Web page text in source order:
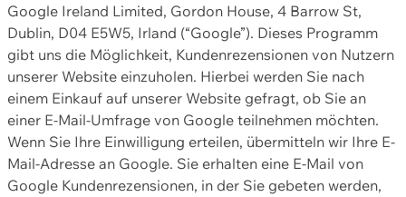
Google Ireland Limited, Gordon House, 4 Barrow St,
Dublin, D04 E5W5, Irland (“Google”). Dieses Programm
gibt uns die Möglichkeit, Kundenrezensionen von Nutzern
unserer Website einzuholen. Hierbei werden Sie nach
einem Einkauf auf unserer Website gefragt, ob Sie an
einer E-Mail-Umfrage von Google teilnehmen möchten.
Wenn Sie Ihre Einwilligung erteilen, übermitteln wir Ihre E-
Mail-Adresse an Google. Sie erhalten eine E-Mail von
Google Kundenrezensionen, in der Sie gebeten werden,